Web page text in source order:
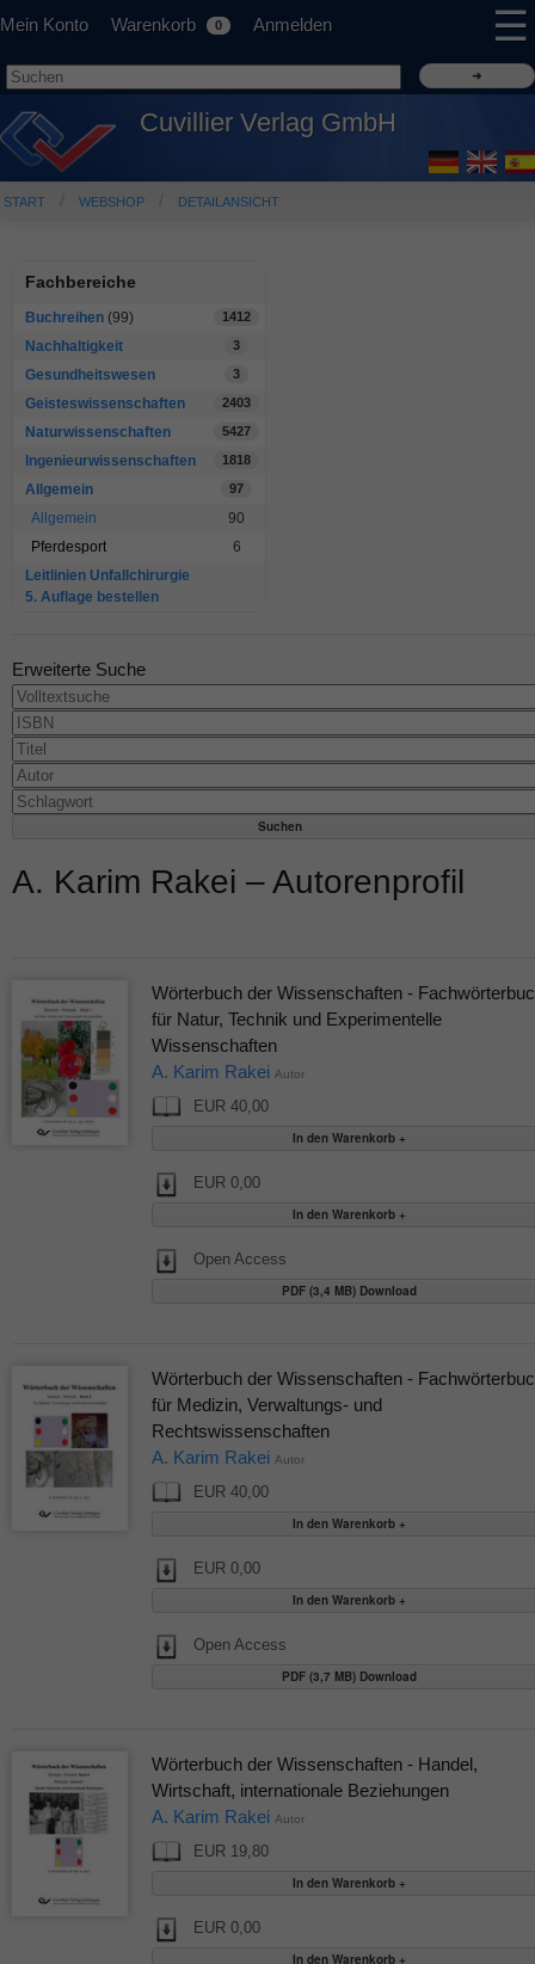
Mein Konto Warenkorb 0 Anmelden ☰
Cuvillier Verlag GmbH
START WEBSHOP DETAILANSICHT
Fachbereiche
Buchreihen (99) 1412
Nachhaltigkeit 3
Gesundheitswesen 3
Geisteswissenschaften 2403
Naturwissenschaften 5427
Ingenieurwissenschaften 1818
Allgemein 97
Allgemein
90
Pferdesport
6
Leitlinien Unfallchirurgie
5. Auflage bestellen
Erweiterte Suche
A. Karim Rakei – Autorenprofil
Wörterbuch der Wissenschaften -
für Natur, Technik und Experimentelle
Wissenschaften
A. Karim Rakei Autor
EUR 40,00
EUR 0,00
Open Access
PDF (3,4 MB) Download
Wörterbuch der Wissenschaften -
für Medizin, Verwaltungs- und
Rechtswissenschaften
A. Karim Rakei Autor
EUR 40,00
EUR 0,00
Open Access
PDF (3,7 MB) Download
Wörterbuch der Wissenschaften - Handel,
Wirtschaft, internationale Beziehungen
A. Karim Rakei Autor
EUR 19,80
EUR 0,00